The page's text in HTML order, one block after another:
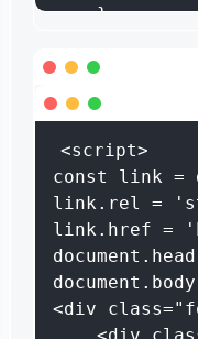
    }
    }
.wap-nav
    }
.wap-
<script>
const link =
link.rel =
link.href =
<div